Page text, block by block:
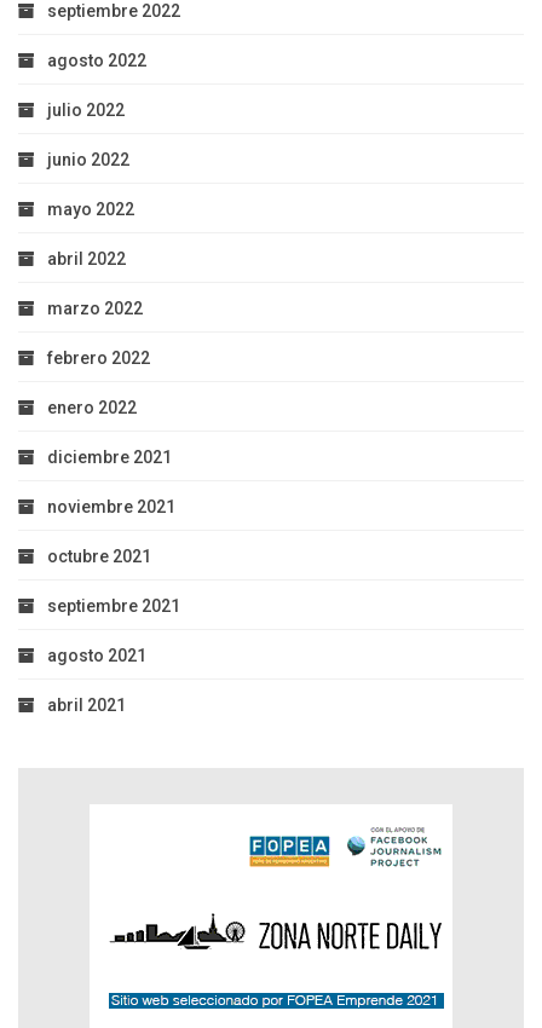
septiembre 2022
agosto 2022
julio 2022
junio 2022
mayo 2022
abril 2022
marzo 2022
febrero 2022
enero 2022
diciembre 2021
noviembre 2021
octubre 2021
septiembre 2021
agosto 2021
abril 2021